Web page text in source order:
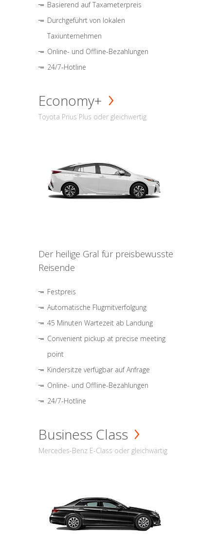
Basierend auf Taxameterpreis
Durchgeführt von lokalen
Taxiunternehmen
Online- und Offline-Bezahlungen
24/7-Hotline
Economy+
Toyota Prius Plus oder gleichwertig
Der heilige Gral für preisbewusste
Reisende
Festpreis
Automatische Flugmitverfolgung
45 Minuten Wartezeit ab Landung
Convenient pickup at precise meeting
point
Kindersitze verfügbar auf Anfrage
Online- und Offline-Bezahlungen
24/7-Hotline
Business Class
Mercedes-Benz E-Class oder gleichwärtig